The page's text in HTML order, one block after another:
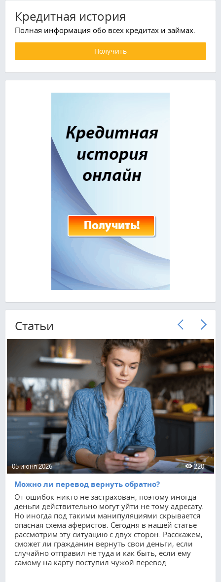
Кредитная история
Полная информация обо всех кредитах и займах.
Получить
Cтатьи
05 июня 2026 220
Можно ли перевод вернуть обратно?
От ошибок никто не застрахован, поэтому иногда
деньги действительно могут уйти не тому адресату.
Но иногда под такими манипуляциями скрывается
опасная схема аферистов. Сегодня в нашей статье
рассмотрим эту ситуацию с двух сторон. Расскажем,
сможет ли гражданин вернуть свои деньги, если
случайно отправил не туда и как быть, если ему
самому на карту поступил чужой перевод.